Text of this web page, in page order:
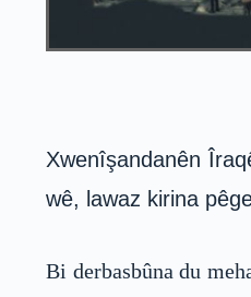
Xwenîşandanên
wê, lawaz kirina
Bi derbasbûna du